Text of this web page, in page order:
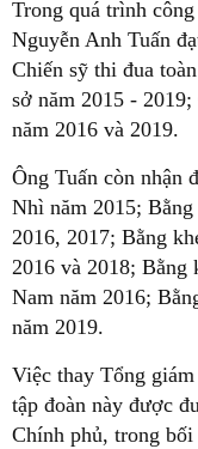
Trong quá trình
Nguyễn Anh Tuấn
Chiến sỹ thi đua
sở năm 2015 -
năm 2016 và 2019.
Ông Tuấn còn nhận
Nhì năm 2015;
2016, 2017; Bằng
2016 và 2018;
Nam năm 2016;
năm 2019.
Việc thay Tổng
tập đoàn này được
Chính phủ, trong